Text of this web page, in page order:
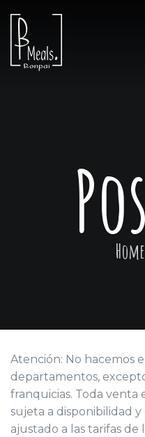
Home
Atención: No hacemos
departamentos,
franquicias. Toda venta
sujeta a disponibilidad
ajustado a las tarifas de